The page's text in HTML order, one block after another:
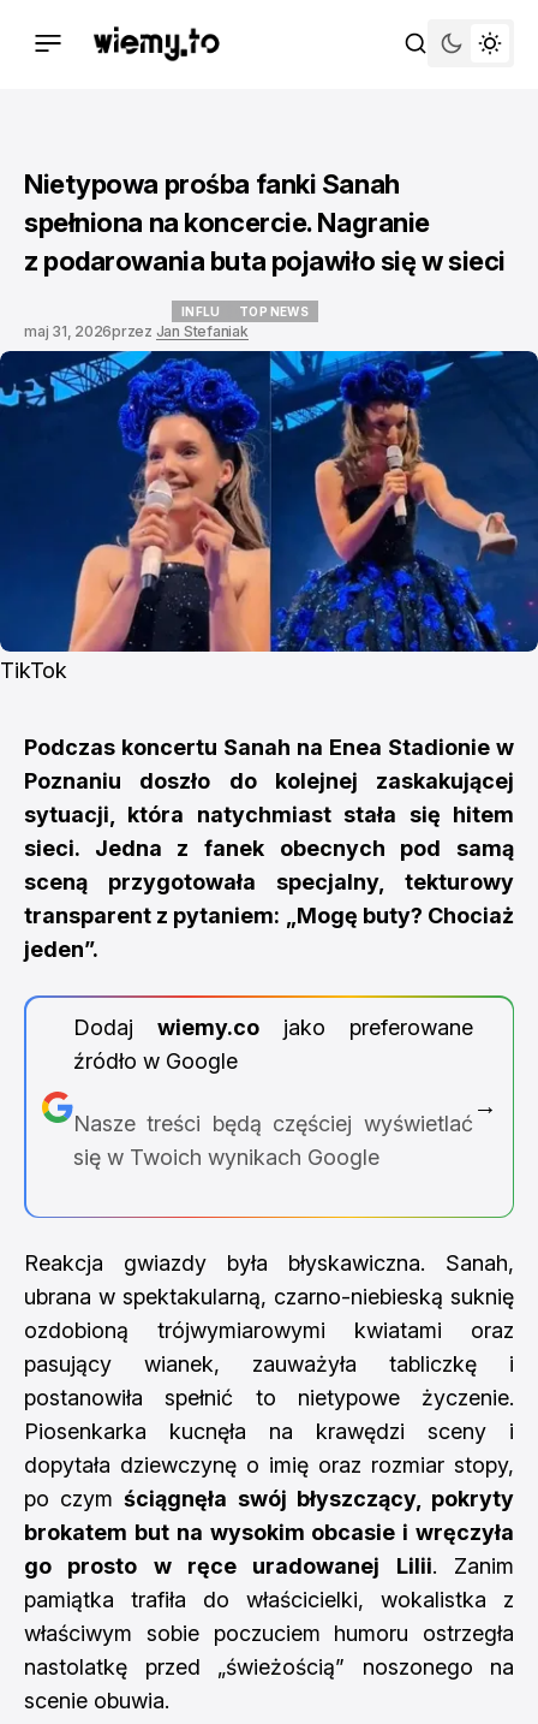
Nietypowa prośba fanki Sanah
spełniona na koncercie. Nagranie
z podarowania buta pojawiło się w sieci
INFLU TOP NEWS
maj 31, 2026przez Jan Stefaniak
TikTok
Podczas koncertu Sanah na Enea Stadionie w
Poznaniu doszło do kolejnej zaskakującej
sytuacji, która natychmiast stała się hitem
sieci. Jedna z fanek obecnych pod samą
sceną przygotowała specjalny, tekturowy
transparent z pytaniem: „Mogę buty? Chociaż
jeden”.
Dodaj wiemy.cojako preferowane
źródło w Google
Nasze treści będą częściej wyświetlać
się w Twoich wynikach Google
→
Reakcja gwiazdy była błyskawiczna. Sanah,
ubrana w spektakularną, czarno-niebieską suknię
ozdobioną trójwymiarowymi kwiatami oraz
pasujący wianek, zauważyła tabliczkę i
postanowiła spełnić to nietypowe życzenie.
Piosenkarka kucnęła na krawędzi sceny i
dopytała dziewczynę o imię oraz rozmiar stopy,
po czymściągnęła swój błyszczący, pokryty
brokatem but na wysokim obcasie i wręczyła
go prosto w ręce uradowanej Lilii. Zanim
pamiątka trafiła do właścicielki, wokalistka z
właściwym sobie poczuciem humoru ostrzegła
nastolatkę przed „świeżością” noszonego na
scenie obuwia.